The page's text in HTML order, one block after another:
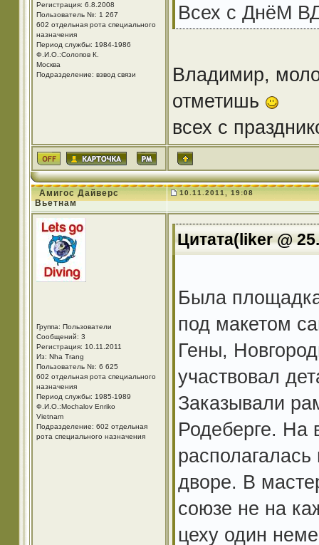
Регистрация: 6.8.2008
Пользователь №: 1 267
602 отдельная рота специального
назначения
Период службы: 1984-1986
Ф.И.О.:Солопов К.
Москва
Подразделение: взвод связи
Всех с ДнёМ
Владимир,
отметишь
всех с
Амигос Дайверс
Вьетнам
10.11.2011, 19:08
Группа: Пользователи
Сообщений: 3
Регистрация: 10.11.2011
Из: Nha Trang
Пользователь №: 6 625
602 отдельная рота специального
назначения
Период службы: 1985-1989
Ф.И.О.:Mоchalov Enriko
Vietnam
Подразделение: 602 отдельная
рота специального назначения
Цитата(liker @
Была
под макетом
Гены,
участвовал
Заказывали
Родеберге. На
дворе. В
союзе не на
цеху один